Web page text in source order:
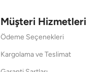
Müşteri Hizmetleri
Ödeme Seçenekleri
Kargolama ve Teslimat